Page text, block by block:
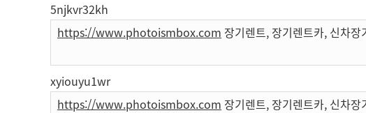
5njkvr32kh
https://www.photoismbox.com 장기렌트, 장기렌트카, 신차
xyiouyu1wr
https://www.photoismbox.com 장기렌트, 장기렌트카, 신차